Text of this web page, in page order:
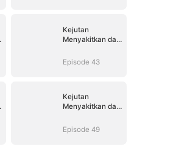
Kejutan
Menyakitkan dari
Episode 43
Kejutan
Menyakitkan dari
Episode 49